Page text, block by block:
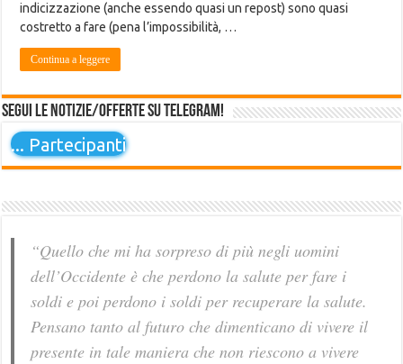
indicizzazione (anche essendo quasi un repost) sono quasi
costretto a fare (pena l’impossibilità, …
Continua a leggere
Segui le notizie/offerte su Telegram!
... Partecipanti
“Quello che mi ha sorpreso di più negli uomini
dell’Occidente è che perdono la salute per fare i
soldi e poi perdono i soldi per recuperare la salute.
Pensano tanto al futuro che dimenticano di vivere il
presente in tale maniera che non riescono a vivere